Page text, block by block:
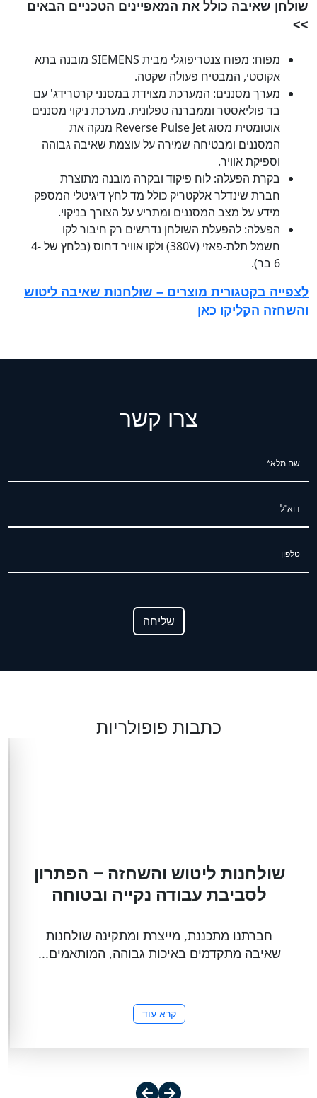
שולחן שאיבה כולל את המאפיינים הטכניים הבאים
>>
מפוח: מפוח צנטריפוגלי מבית SIEMENS מובנה בתא
אקוסטי, המבטיח פעולה שקטה.
מערך מסננים: המערכת מצוידת במסנני קרטרידג' עם
בד פוליאסטר וממברנה טפלונית. מערכת ניקוי מסננים
אוטומטית מסוג Reverse Pulse Jet מנקה את
המסננים ומבטיחה שמירה על עוצמת שאיבה גבוהה
וספיקת אוויר.
בקרת הפעלה: לוח פיקוד ובקרה מובנה מתוצרת
חברת שינדלר אלקטריק כולל מד לחץ דיגיטלי המספק
מידע על מצב המסננים ומתריע על הצורך בניקוי.
הפעלה: להפעלת השולחן נדרשים רק חיבור לקו
חשמל תלת-פאזי (380V) ולקו אוויר דחוס (בלחץ של 4-
6 בר).
לצפייה בקטגורית מוצרים – שולחנות שאיבה ליטוש
והשחזה הקליקו כאן
צרו קשר
שליחה
כתבות פופולריות
שולחנות ליטוש והשחזה – הפתרון
לסביבת עבודה נקייה ובטוחה
חברתנו מתכננת, מייצרת ומתקינה שולחנות
שאיבה מתקדמים באיכות גבוהה, המותאמים...
קרא עוד